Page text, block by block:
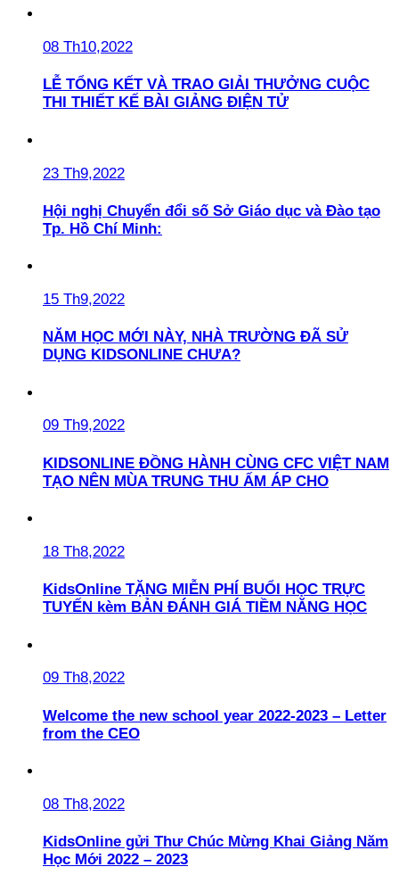
08 Th10,2022
LỄ TỔNG KẾT VÀ TRAO GIẢI THƯỞNG CUỘC
THI THIẾT KẾ BÀI GIẢNG ĐIỆN TỬ
23 Th9,2022
Hội nghị Chuyển đổi số Sở Giáo dục và Đào tạo
Tp. Hồ Chí Minh:
15 Th9,2022
NĂM HỌC MỚI NÀY, NHÀ TRƯỜNG ĐÃ SỬ
DỤNG KIDSONLINE CHƯA?
09 Th9,2022
KIDSONLINE ĐỒNG HÀNH CÙNG CFC VIỆT NAM
TẠO NÊN MÙA TRUNG THU ẤM ÁP CHO
18 Th8,2022
KidsOnline TẶNG MIỄN PHÍ BUỔI HỌC TRỰC
TUYẾN kèm BẢN ĐÁNH GIÁ TIỀM NĂNG HỌC
09 Th8,2022
Welcome the new school year 2022-2023 – Letter
from the CEO
08 Th8,2022
KidsOnline gửi Thư Chúc Mừng Khai Giảng Năm
Học Mới 2022 – 2023